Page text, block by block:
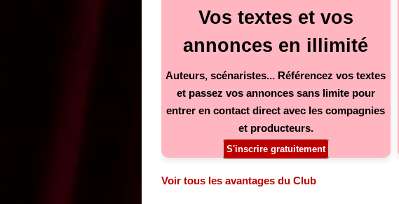
Vos textes et vos
annonces en illimité
Auteurs, scénaristes... Référencez vos textes
et passez vos annonces sans limite pour
entrer en contact direct avec les compagnies
et producteurs.
S'inscrire gratuitement
Voir tous les avantages du Club